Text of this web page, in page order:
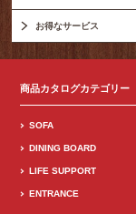
お得なサービス
商品カタログカテゴリー
SOFA
DINING BOARD
LIFE SUPPORT
ENTRANCE